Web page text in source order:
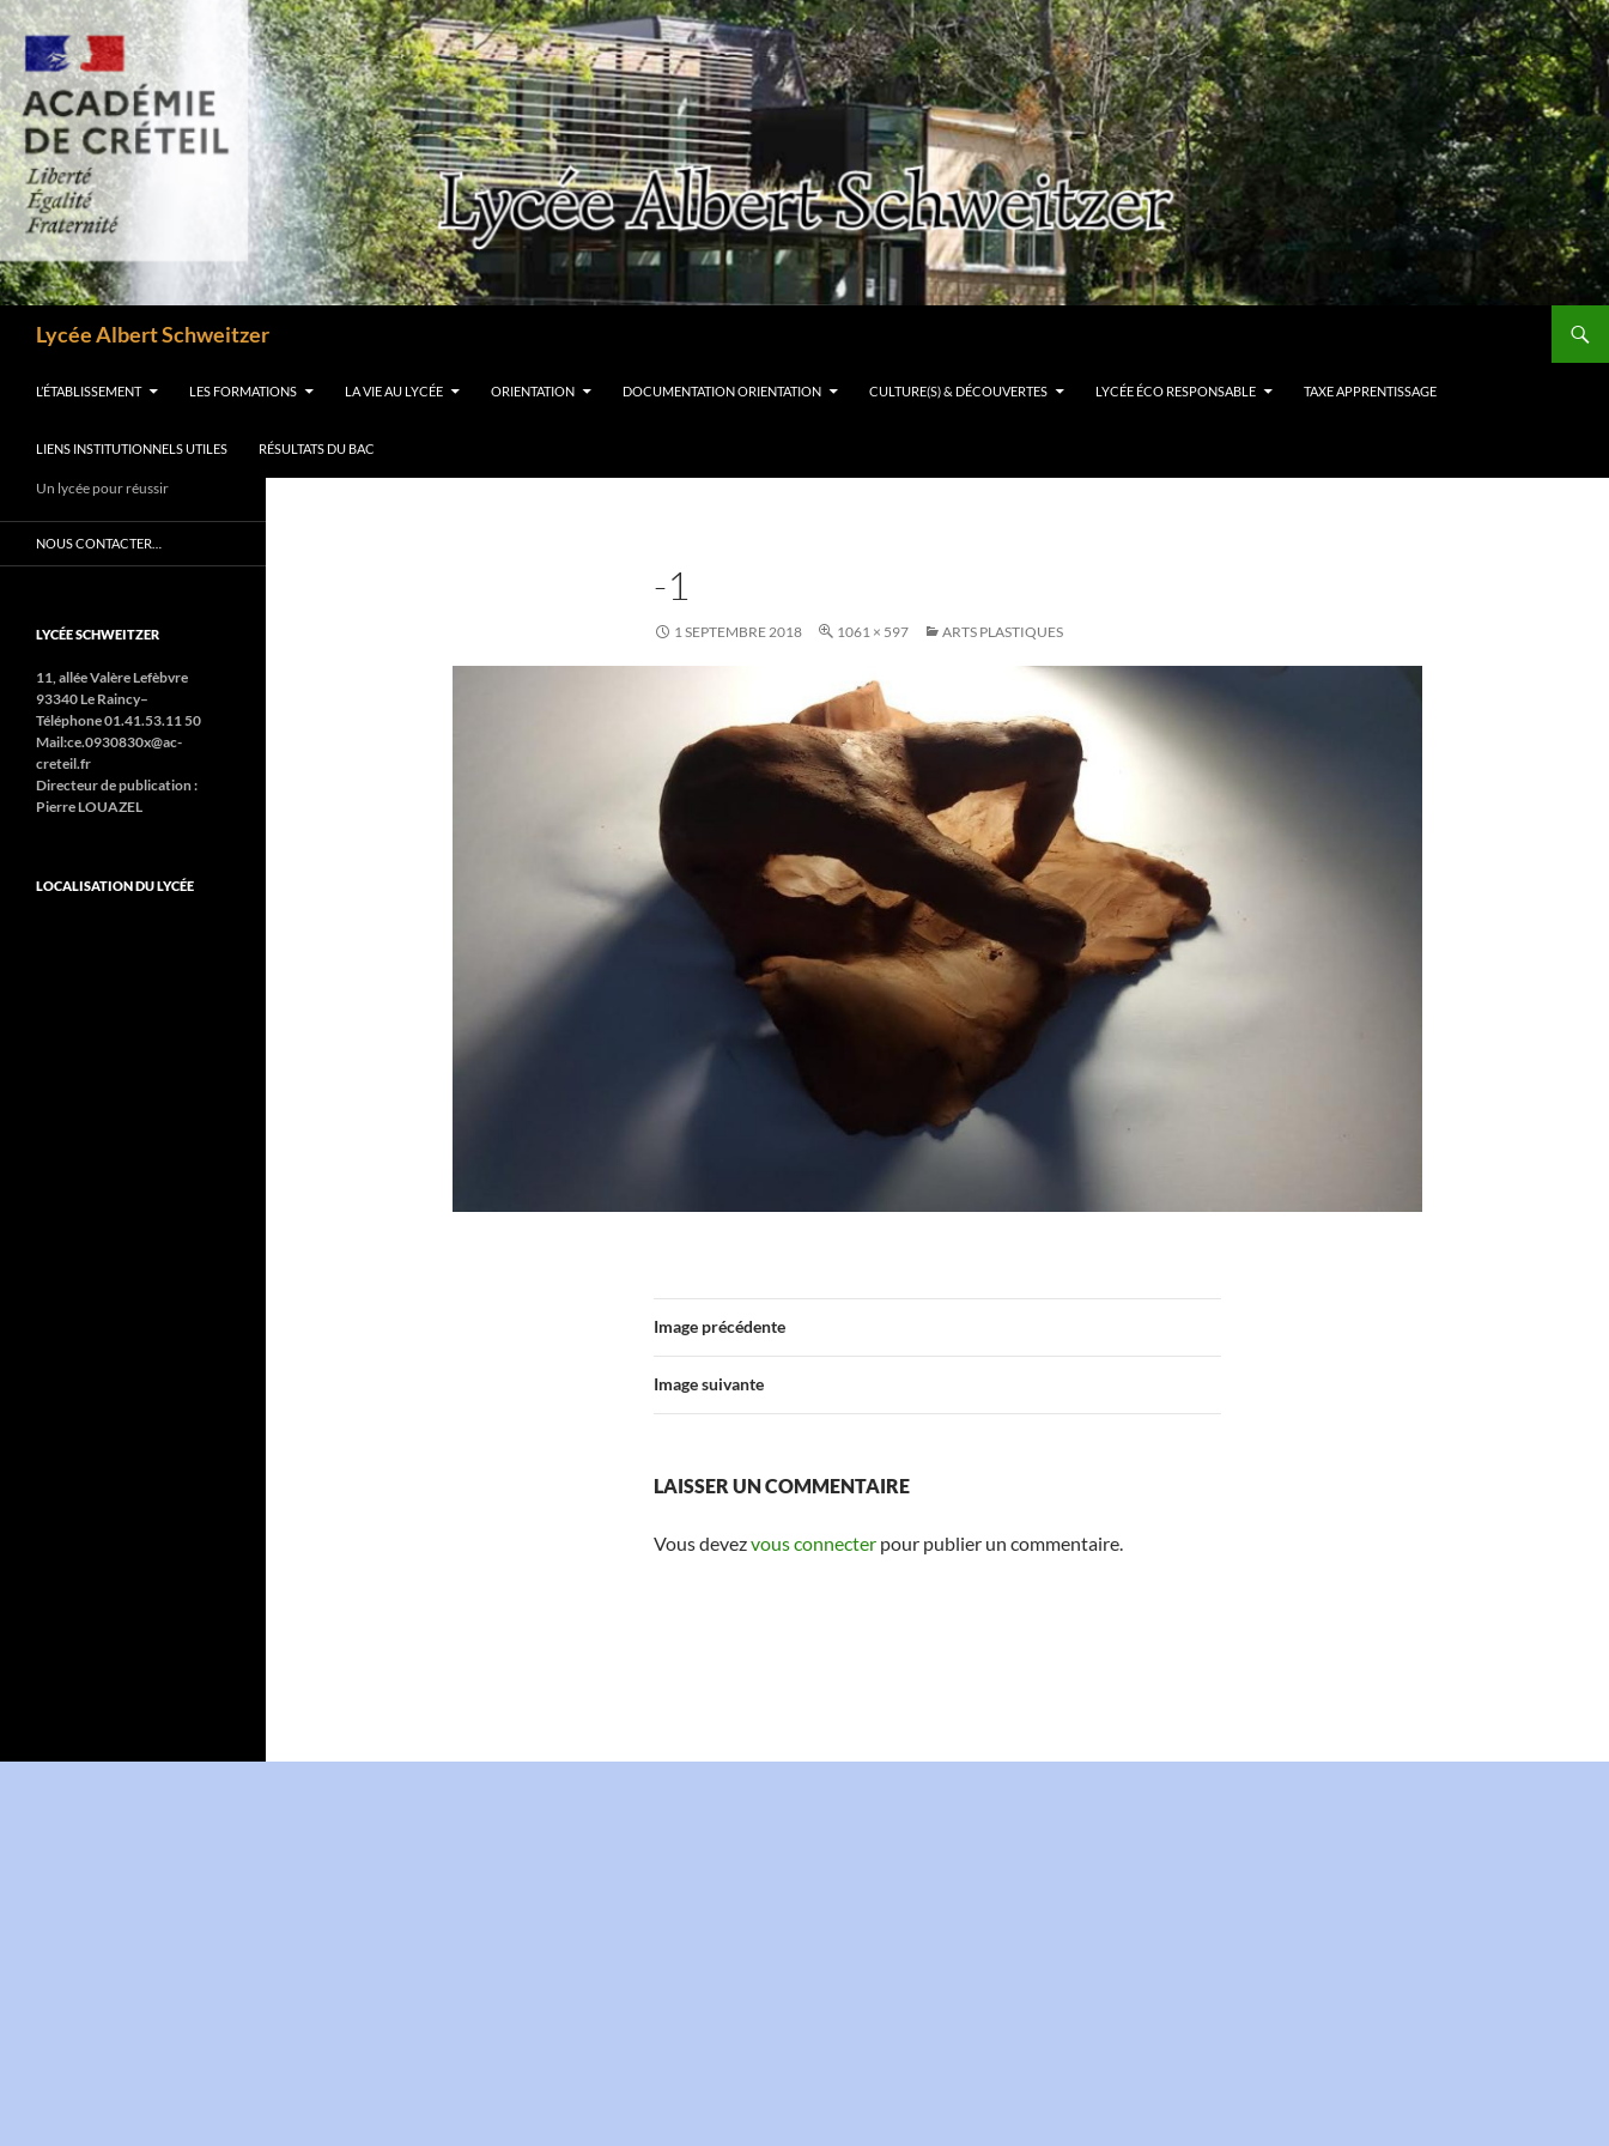
Aller
au
contenu
Lycée Albert Schweitzer
L’ÉTABLISSEMENT LES FORMATIONS LA VIE AU LYCÉE ORIENTATION DOCUMENTATION ORIENTATION CULTURE(S) & DÉCOUVERTES LYCÉE ÉCO RESPONSABLE TAXE APPRENTISSAGE
LIENS INSTITUTIONNELS UTILES RÉSULTATS DU BAC
-1
1 SEPTEMBRE 2018 1061 × 597 ARTS PLASTIQUES
Image précédente
Image suivante
LAISSER UN COMMENTAIRE
Vous devezvous connecter pour publier un commentaire.
Un lycée pour réussir
NOUS CONTACTER…
LYCÉE SCHWEITZER
11, allée Valère Lefèbvre
93340 Le Raincy–
Téléphone 01.41.53.11 50
Mail:ce.0930830x@ac-
creteil.fr
Directeur de publication :
Pierre LOUAZEL
LOCALISATION DU LYCÉE